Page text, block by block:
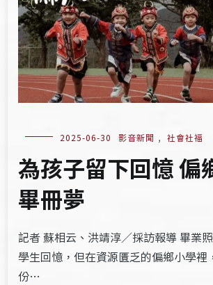
2025-06-30 影音新聞 , 社會社福
為孩子留下回憶 偏
畢冊夢
記者 蘇相云、洪靖淳／採訪報導 畢業
學生回憶，但在資源匱乏的偏鄉小學裡
份…